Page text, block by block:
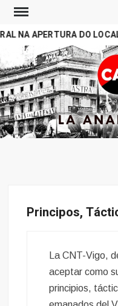
Skip
content
NA APERTURA DO LOCAL
Principos,
La CNT-Vigo,
aceptar como
principios,